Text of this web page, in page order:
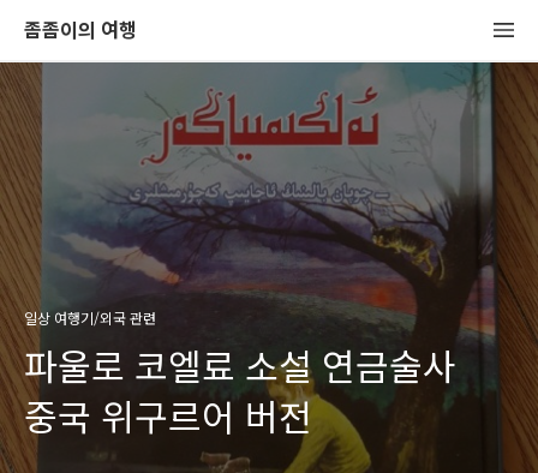
좀좀이의 여행
일상 여행기/외국 관련
파울로 코엘료 소설 연금술사
중국 위구르어 버전